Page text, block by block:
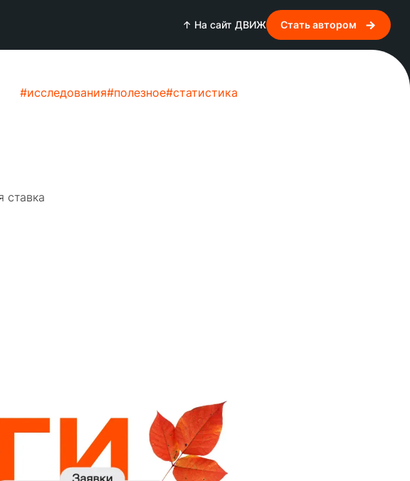
↑ На сайт ДВИЖ Стать автором
#исследования#полезное#статистика
ставка